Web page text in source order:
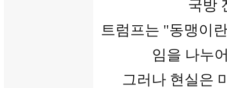
국방
트럼프는 "동맹이
임을 나누
그러나 현실은